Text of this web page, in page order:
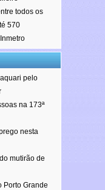
todos os
570
pelo
na 173ª
nesta
mutirão de
Porto Grande